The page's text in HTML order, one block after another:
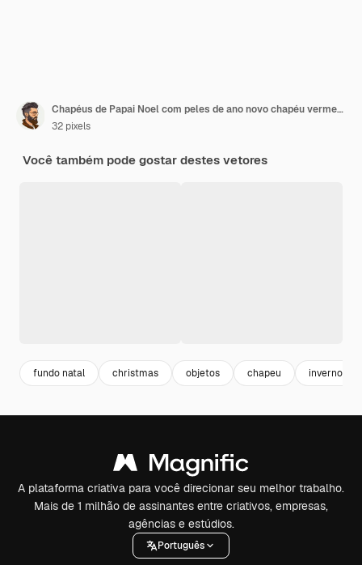
Chapéus de Papai Noel com peles de ano novo chapéu vermelho isolado em fundo branco chapéu de inverno
32 pixels
Você também pode gostar destes vetores
fundo natal christmas objetos chapeu inverno
A plataforma criativa para você direcionar seu melhor trabalho.
Mais de 1 milhão de assinantes entre criativos, empresas,
agências e estúdios.
Português